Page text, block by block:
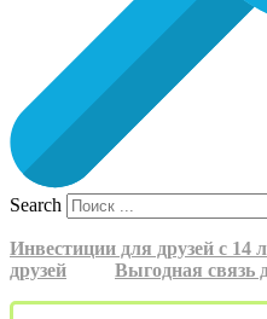
Search
Инвестиции для друзей с
друзей
Выгодная связь